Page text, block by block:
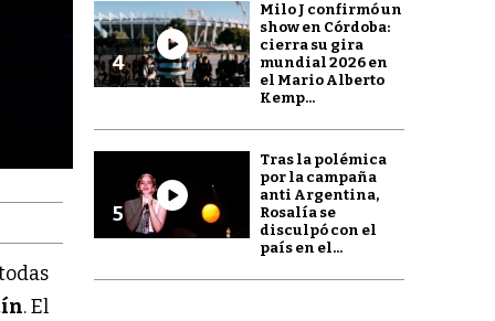
. El
4
Milo J confirmó un
show en Córdoba:
cierra su gira
mundial 2026 en
el Mario Alberto
Kemp...
5
Tras la polémica
por la campaña
anti Argentina,
Rosalía se
disculpó con el
país en el...